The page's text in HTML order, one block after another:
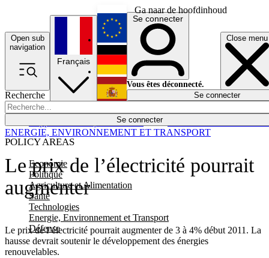
Ga naar de hoofdinhoud
Open sub
navigation
Close menu
Recherche
Se connecter
POLICY AREAS
Economie
Politique
Agriculture et Alimentation
Santé
Technologies
Energie, Environnement et Transport
Défense
Économie
Français
English
Deutsch
Español
Se connecter
Vous êtes déconnecté.
Se connecter
Le prix de l’électricité pourrait
augmenter
Le prix de l’électricité pourrait augmenter de 3 à 4% début 2011. La
hausse devrait soutenir le développement des énergies
renouvelables.
ENERGIE, ENVIRONNEMENT ET TRANSPORT